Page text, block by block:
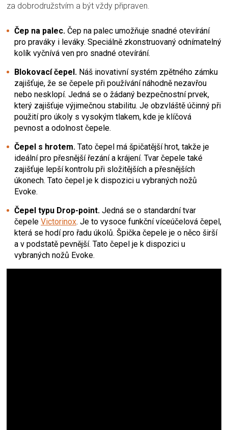
za dobrodružstvím a být vždy připraven.
Čep na palec. Čep na palec umožňuje snadné otevírání
pro praváky i leváky. Speciálně zkonstruovaný odnímatelný
kolík vyčnívá ven pro snadné otevírání.
Blokovací čepel. Náš inovativní systém zpětného zámku
zajišťuje, že se čepele při používání náhodně nezavřou
nebo nesklopí. Jedná se o žádaný bezpečnostní prvek,
který zajišťuje výjimečnou stabilitu. Je obzvláště účinný při
použití pro úkoly s vysokým tlakem, kde je klíčová
pevnost a odolnost čepele.
Čepel s hrotem. Tato čepel má špičatější hrot, takže je
ideální pro přesnější řezání a krájení. Tvar čepele také
zajišťuje lepší kontrolu při složitějších a přesnějších
úkonech. Tato čepel je k dispozici u vybraných nožů
Evoke.
Čepel typu Drop-point. Jedná se o standardní tvar
čepele Victorinox. Je to vysoce funkční víceúčelová čepel,
která se hodí pro řadu úkolů. Špička čepele je o něco širší
a v podstatě pevnější. Tato čepel je k dispozici u
vybraných nožů Evoke.